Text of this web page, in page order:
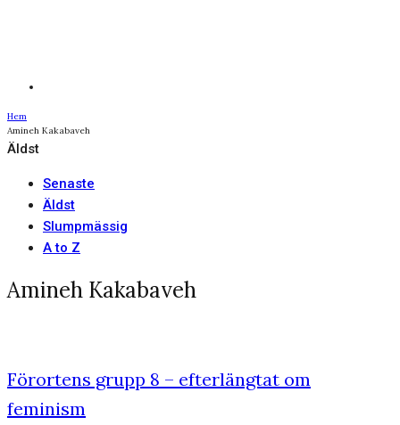
Hem
Amineh Kakabaveh
Äldst
Senaste
Äldst
Slumpmässig
A to Z
Amineh Kakabaveh
Förortens grupp 8 – efterlängtat om
feminism